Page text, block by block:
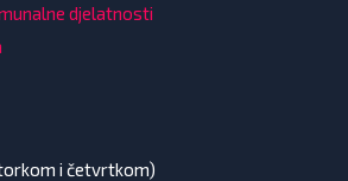
djelatnosti
i četvrtkom)